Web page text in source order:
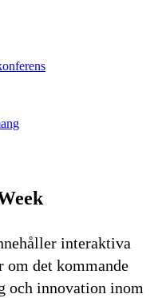
interaktiva
om det kommande
och innovation inom